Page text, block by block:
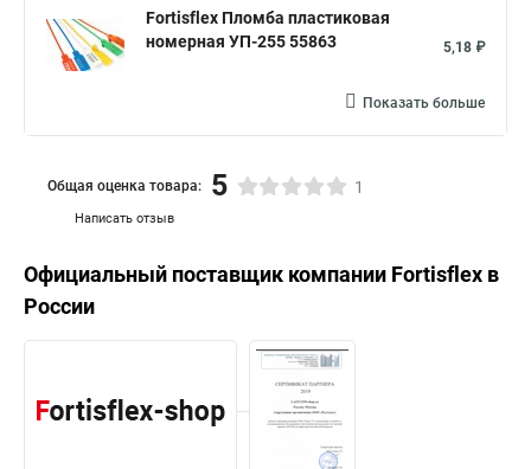
Fortisflex Пломба пластиковая
номерная УП-255 55863
5,18 ₽
Показать больше
Написать отзыв
Общая оценка товара: 5 1
Официальный поставщик компании Fortisflex в
России